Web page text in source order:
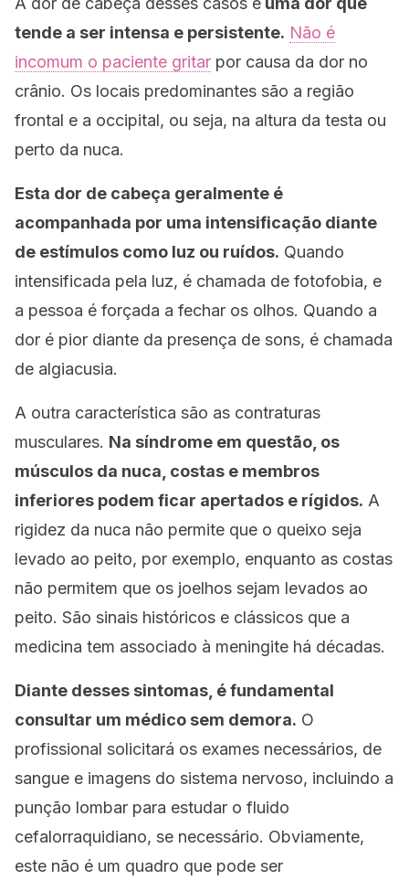
tende a ser intensa e persistente. Não é
incomum o paciente gritar por causa da dor no
crânio. Os locais predominantes são a região
frontal e a occipital, ou seja, na altura da testa ou
perto da nuca.
Esta dor de cabeça geralmente é
acompanhada por uma intensificação diante
de estímulos como luz ou ruídos. Quando
intensificada pela luz, é chamada de fotofobia, e
a pessoa é forçada a fechar os olhos. Quando a
dor é pior diante da presença de sons, é chamada
de algiacusia.
A outra característica são as contraturas
musculares. Na síndrome em questão, os
músculos da nuca, costas e membros
inferiores podem ficar apertados e rígidos. A
rigidez da nuca não permite que o queixo seja
levado ao peito, por exemplo, enquanto as costas
não permitem que os joelhos sejam levados ao
peito. São sinais históricos e clássicos que a
medicina tem associado à meningite há décadas.
Diante desses sintomas, é fundamental
consultar um médico sem demora. O
profissional solicitará os exames necessários, de
sangue e imagens do sistema nervoso, incluindo a
punção lombar para estudar o fluido
cefalorraquidiano, se necessário. Obviamente,
este não é um quadro que pode ser